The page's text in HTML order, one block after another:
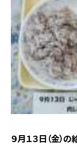
９月１３日（金）の